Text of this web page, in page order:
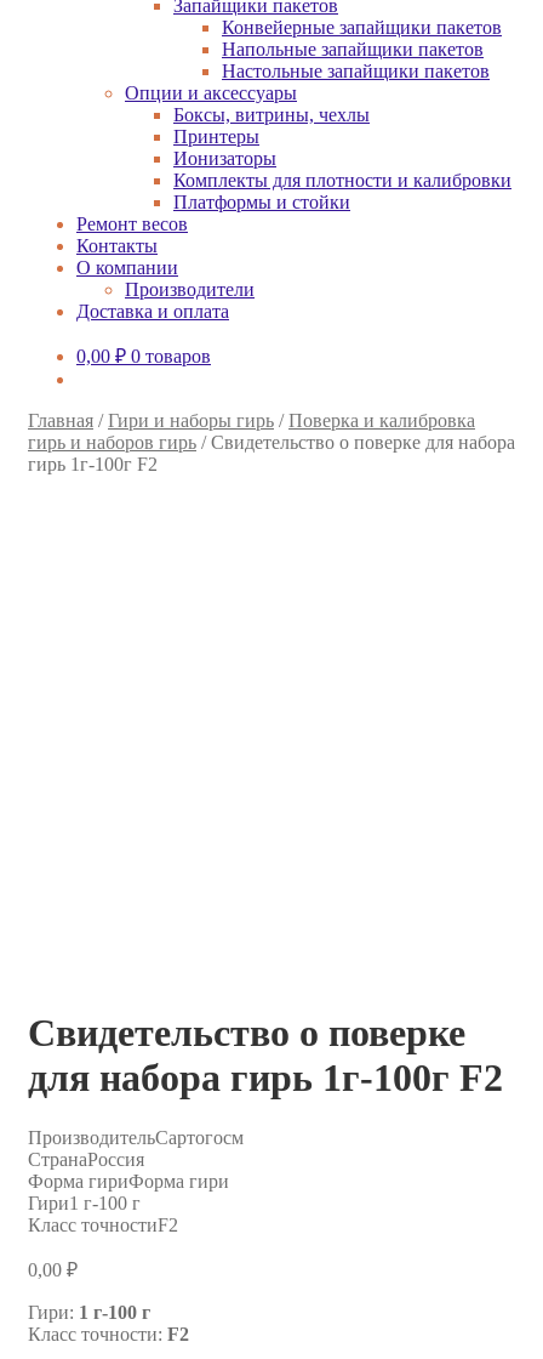
Запайщики пакетов
Конвейерные запайщики пакетов
Напольные запайщики пакетов
Настольные запайщики пакетов
Опции и аксессуары
Боксы, витрины, чехлы
Принтеры
Ионизаторы
Комплекты для плотности и калибровки
Платформы и стойки
Ремонт весов
Контакты
О компании
Производители
Доставка и оплата
0,00 ₽ 0 товаров
Главная /Гири и наборы гирь /Поверка и калибровка
гирь и наборов гирь /Свидетельство о поверке для набора
гирь 1г-100г F2
Свидетельство о поверке
для набора гирь 1г-100г F2
ПроизводительСартогосм
СтранаРоссия
Форма гириФорма гири
Гири1 г-100 г
Класс точностиF2
0,00 ₽
Гири: 1 г-100 г
Класс точности: F2